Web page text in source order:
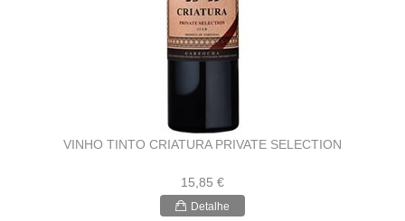
VINHO TINTO CRIATURA PRIVATE SELECTION
15,85 €
Detalhe